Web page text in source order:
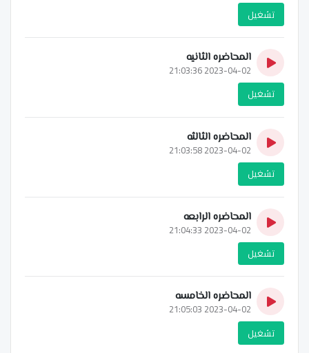
تشغيل
المحاضره الثانيه
2023-04-02 21:03:36
تشغيل
المحاضره الثالثه
2023-04-02 21:03:58
تشغيل
المحاضره الرابعه
2023-04-02 21:04:33
تشغيل
المحاضره الخامسه
2023-04-02 21:05:03
تشغيل